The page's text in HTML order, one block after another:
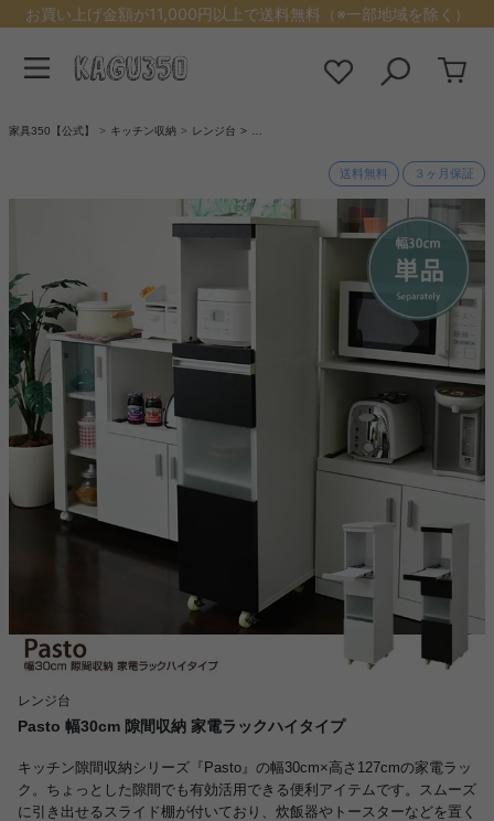
お買い上げ金額が11,000円以上で送料無料（※一部地域を除く）
家具350【公式】 キッチン収納 レンジ台
送料無料 ３ヶ月保証
レンジ台
Pasto 幅30cm 隙間収納 家電ラックハイタイプ
キッチン隙間収納シリーズ『Pasto』の幅30cm×高さ127cmの家電ラッ
ク。ちょっとした隙間でも有効活用できる便利アイテムです。スムーズ
に引き出せるスライド棚が付いており、炊飯器やトースターなどを置く